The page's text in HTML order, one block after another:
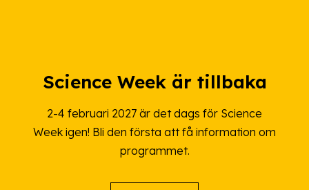
Science Week är tillbaka
2-4 februari 2027 är det dags för Science
Week igen! Bli den första att få information om
programmet.